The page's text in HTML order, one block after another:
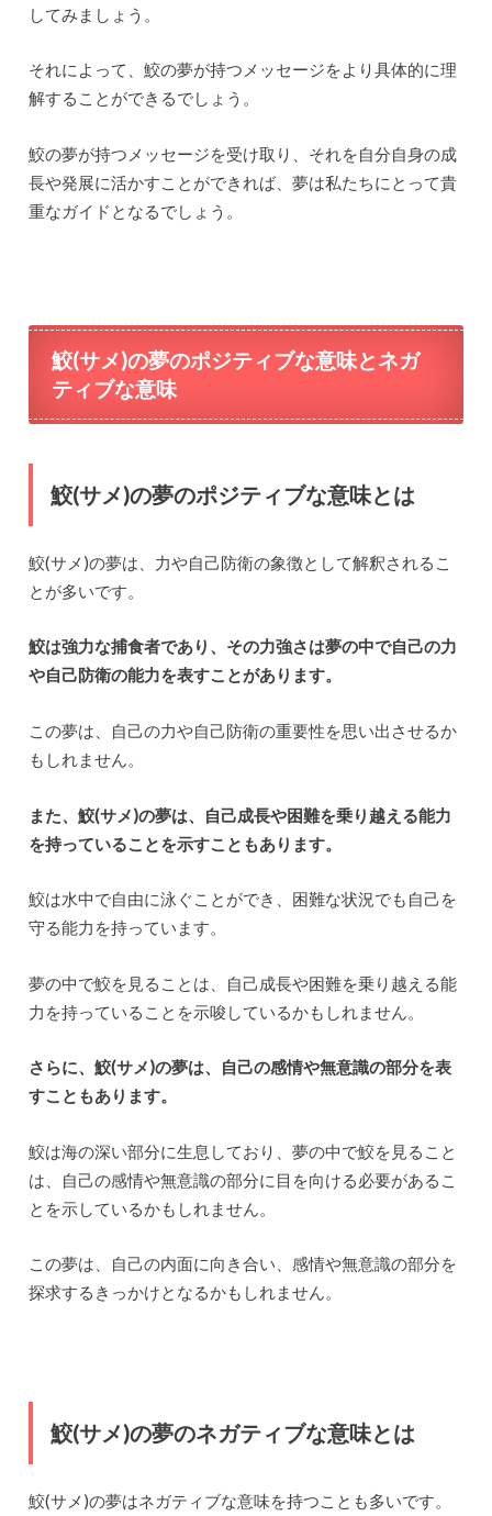
してみましょう。
それによって、鮫の夢が持つメッセージをより具体的に理
解することができるでしょう。
鮫の夢が持つメッセージを受け取り、それを自分自身の成
長や発展に活かすことができれば、夢は私たちにとって貴
重なガイドとなるでしょう。
鮫(サメ)の夢のポジティブな意味とネガ
ティブな意味
鮫(サメ)の夢のポジティブな意味とは
鮫(サメ)の夢は、力や自己防衛の象徴として解釈されるこ
とが多いです。
鮫は強力な捕食者であり、その力強さは夢の中で自己の力
や自己防衛の能力を表すことがあります。
この夢は、自己の力や自己防衛の重要性を思い出させるか
もしれません。
また、鮫(サメ)の夢は、自己成長や困難を乗り越える能力
を持っていることを示すこともあります。
鮫は水中で自由に泳ぐことができ、困難な状況でも自己を
守る能力を持っています。
夢の中で鮫を見ることは、自己成長や困難を乗り越える能
力を持っていることを示唆しているかもしれません。
さらに、鮫(サメ)の夢は、自己の感情や無意識の部分を表
すこともあります。
鮫は海の深い部分に生息しており、夢の中で鮫を見ること
は、自己の感情や無意識の部分に目を向ける必要があるこ
とを示しているかもしれません。
この夢は、自己の内面に向き合い、感情や無意識の部分を
探求するきっかけとなるかもしれません。
鮫(サメ)の夢のネガティブな意味とは
鮫(サメ)の夢はネガティブな意味を持つことも多いです。